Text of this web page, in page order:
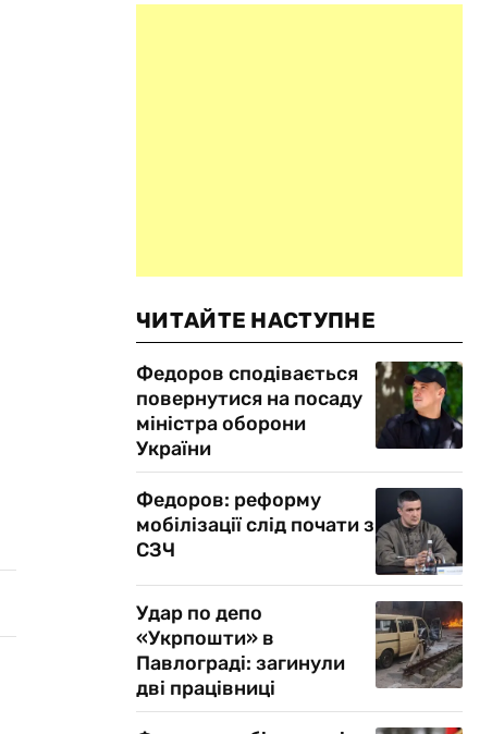
ЧИТАЙТЕ НАСТУПНЕ
Федоров сподівається
повернутися на посаду
міністра оборони
України
Федоров: реформу
мобілізації слід почати з
СЗЧ
Удар по депо
«Укрпошти» в
Павлограді: загинули
дві працівниці